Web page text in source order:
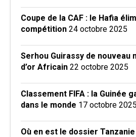
Coupe de la CAF : le Hafia
compétition 24 octobre 2025
Serhou Guirassy de nouveau
d’or Africain 22 octobre 2025
Classement FIFA : la Guinée
dans le monde 17 octobre 2025
Où en est le dossier Tanzanie